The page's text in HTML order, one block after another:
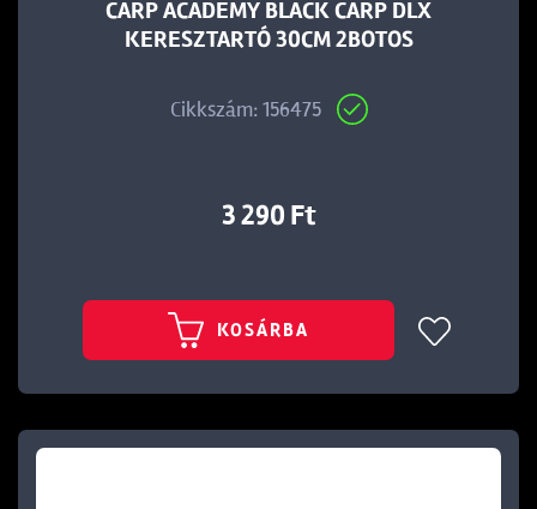
CARP ACADEMY BLACK CARP DLX
KERESZTARTÓ 30CM 2BOTOS
Cikkszám: 156475
3 290 Ft
KOSÁRBA